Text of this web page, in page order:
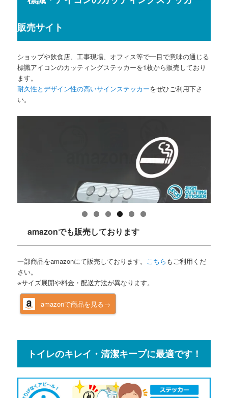
販売サイト
ショップや飲食店、工事現場、オフィス等で一目で意味の通じる
標識アイコンのカッティングステッカーを1枚から販売しており
ます。
耐久性とデザイン性の高いサインステッカーをぜひご利用下さ
い。
amazonでも販売しております
一部商品をamazonにて販売しております。 こちら もご利用くだ
さい。
※サイズ展開や料金・配送方法が異なります。
amazonで商品を見る→
トイレのキレイ・清潔キープに最適です！